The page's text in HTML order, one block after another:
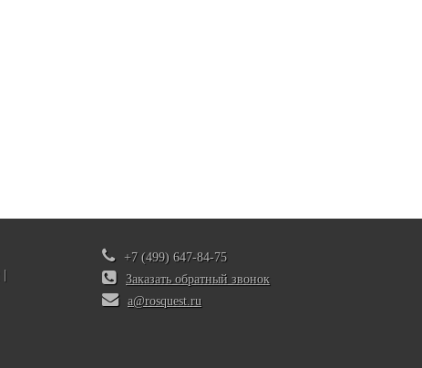
|
+7 (499) 647-84-75
Заказать обратный звонок
a@rosquest.ru